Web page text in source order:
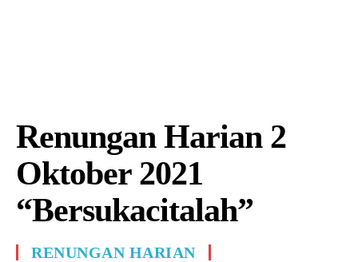
Renungan Harian 2
Oktober 2021
“Bersukacitalah”
RENUNGAN HARIAN